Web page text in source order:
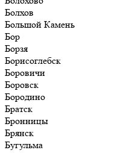
Болхов
Большой Камень
Бор
Борзя
Борисоглебск
Боровичи
Боровск
Бородино
Братск
Бронницы
Брянск
Бугульма